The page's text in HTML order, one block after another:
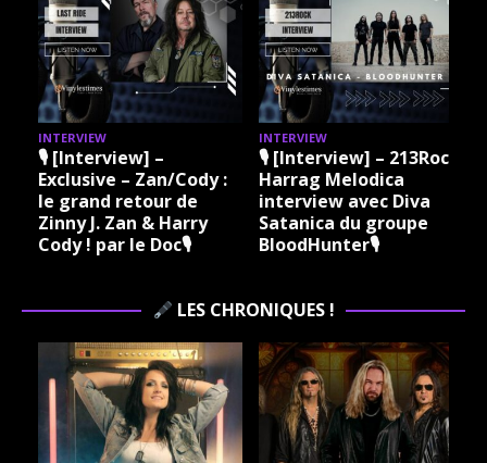
INTERVIEW
🎙 [Interview] –
Exclusive – Zan/Cody :
le grand retour de
Zinny J. Zan & Harry
Cody ! par le Doc🎙
INTERVIEW
🎙 [Interview] – 213Rock
Harrag Melodica
interview avec Diva
Satanica du groupe
BloodHunter🎙
🎙
LES CHRONIQUES !